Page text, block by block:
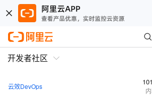
开发者社区
云效DevOps